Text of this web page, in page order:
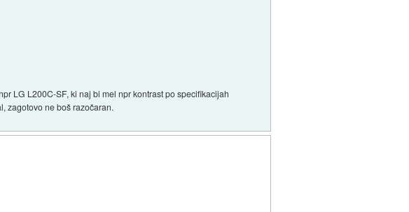
LG L200C-SF, ki naj bi mel npr kontrast po specifikacijah
zagotovo ne boš razočaran.